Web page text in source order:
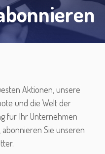
Aktionen, unsere
und die Welt der
für Ihr Unternehmen
Sie unseren